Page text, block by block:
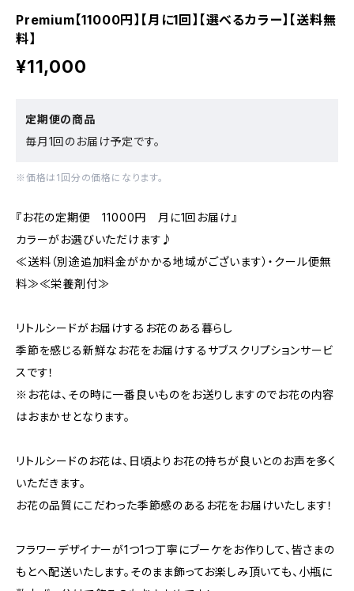
Premium【11000円】【月に1回】【選べるカラー】【送料無
料】
¥11,000
定期便の商品
毎月1回のお届け予定です。
※価格は1回分の価格になります。
『お花の定期便 11000円 月に1回お届け』
カラーがお選びいただけます♪
≪送料（別途追加料金がかかる地域がございます）・クール便無
料≫≪栄養剤付≫
リトルシードがお届けするお花のある暮らし
季節を感じる新鮮なお花をお届けするサブスクリプションサービ
スです！
※お花は、その時に一番良いものをお送りしますのでお花の内容
はおまかせとなります。
リトルシードのお花は、日頃よりお花の持ちが良いとのお声を多く
いただきます。
お花の品質にこだわった季節感のあるお花をお届けいたします！
フラワーデザイナーが1つ1つ丁寧にブーケをお作りして、皆さまの
もとへ配送いたします。そのまま飾ってお楽しみ頂いても、小瓶に